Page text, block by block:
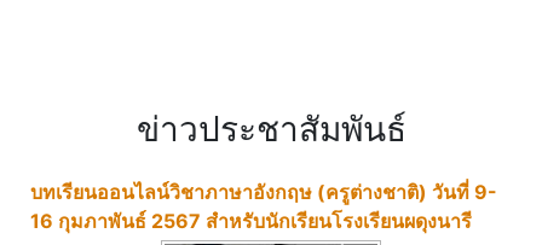
ข่าวประชาสัมพันธ์
บทเรียนออนไลน์วิชาภาษาอังกฤษ (ครูต่างชาติ) วันที่ 9-
16 กุมภาพันธ์ 2567 สำหรับนักเรียนโรงเรียนผดุงนารี